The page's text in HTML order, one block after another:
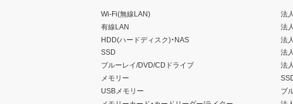
Wi-Fi(無線LAN)
有線LAN
HDD(ハードディスク)・NAS
SSD
ブルーレイ/DVD/CDドライブ
メモリー
USBメモリー
法
法
法
法
法
ブ